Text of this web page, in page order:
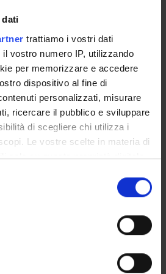
dati
trattiamo i vostri dati
vostro numero IP, utilizzando
per memorizzare e accedere
dispositivo al fine di
personalizzati, misurare
ricercare il pubblico e sviluppare
di scegliere chi utilizza i
Le vostre scelte in materia di
solo su questa proprietà digitale
proprio consenso in qualsiasi
sui cookie o facendo clic
sulla tua posizione
Biology (DBT) (DBT)
funzionale e di espressione
Biology (DM) (DM)
Biology (DM) (DM)
funzionale e di espressione
Biology (DNBM) (DNBM)
Biology (DNBM) (DNBM)
Biology (DSVR) (DSVR)